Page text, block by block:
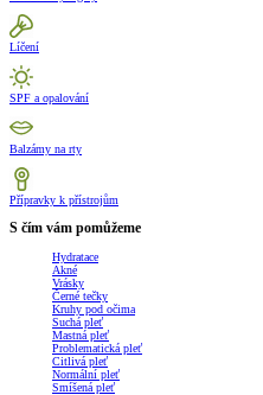
Líčení
SPF a opalování
Balzámy na rty
Přípravky k přístrojům
S čím vám pomůžeme
Hydratace
Akné
Vrásky
Černé tečky
Kruhy pod očima
Suchá pleť
Mastná pleť
Problematická pleť
Citlivá pleť
Normální pleť
Smíšená pleť